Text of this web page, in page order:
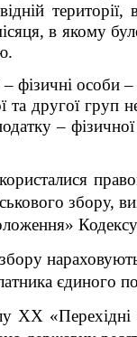
в якому
фізичні особи –
другої груп
–
збору,
Кодексу
єдиного
XX